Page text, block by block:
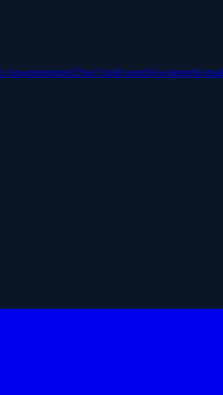
AnwenderkreisÜber UnsEventsNewsletter